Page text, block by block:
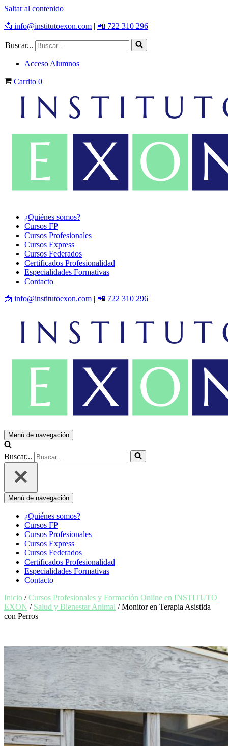
Saltar al contenido
📩 info@institutoexon.com | 📲 722 310 296
Buscar...
Acceso Alumnos
Carrito 0
¿Quiénes somos?
Cursos FP
Cursos Profesionales
Cursos Express
Cursos Federados
Certificados Profesionalidad
Especialidades Formativas
Contacto
📩 info@institutoexon.com | 📲 722 310 296
Menú de navegación
Buscar...
Menú de navegación
¿Quiénes somos?
Cursos FP
Cursos Profesionales
Cursos Express
Cursos Federados
Certificados Profesionalidad
Especialidades Formativas
Contacto
Inicio /Cursos Profesionales y Formación Online en INSTITUTO
EXON / Salud y Bienestar Animal / Monitor en Terapia Asistida
con Perros